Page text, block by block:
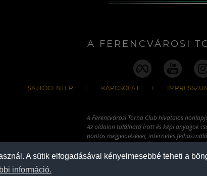
A sütik elfogadásával kényelmesebbé teheti a
információ.
A FERENCVÁROSI
SAJTÓCENTER KAPCSOLAT
A Ferencvárosi Torna Club hivatalos
Az oldalon található írott és képi anyagok
pontos megjelölésével, internetes
hivatkozással használhatóak fel.